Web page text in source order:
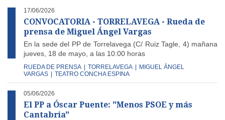
17/06/2026
CONVOCATORIA - TORRELAVEGA - Rueda de
prensa de Miguel Ángel Vargas
En la sede del PP de Torrelavega (C/ Ruiz Tagle, 4) mañana
jueves, 18 de mayo, a las 10:00 horas
RUEDA DE PRENSA TORRELAVEGA
MIGUEL ÁNGEL
VARGAS
TEATRO CONCHA ESPINA
05/06/2026
El PP a Óscar Puente: "Menos PSOE y más
Cantabria"